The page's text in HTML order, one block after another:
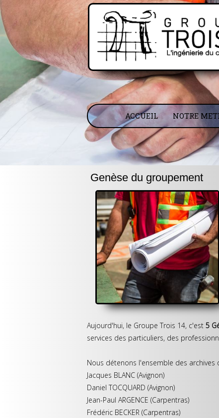
ACCUEIL NOTRE
Genèse du groupement
Aujourd'hui, le Groupe Trois 14, c'est 5
services des particuliers, des
Nous détenons l'ensemble des archives
Jacques BLANC (Avignon)
Daniel TOCQUARD (Avignon)
Jean-Paul ARGENCE (Carpentras)
Frédéric BECKER (Carpentras)